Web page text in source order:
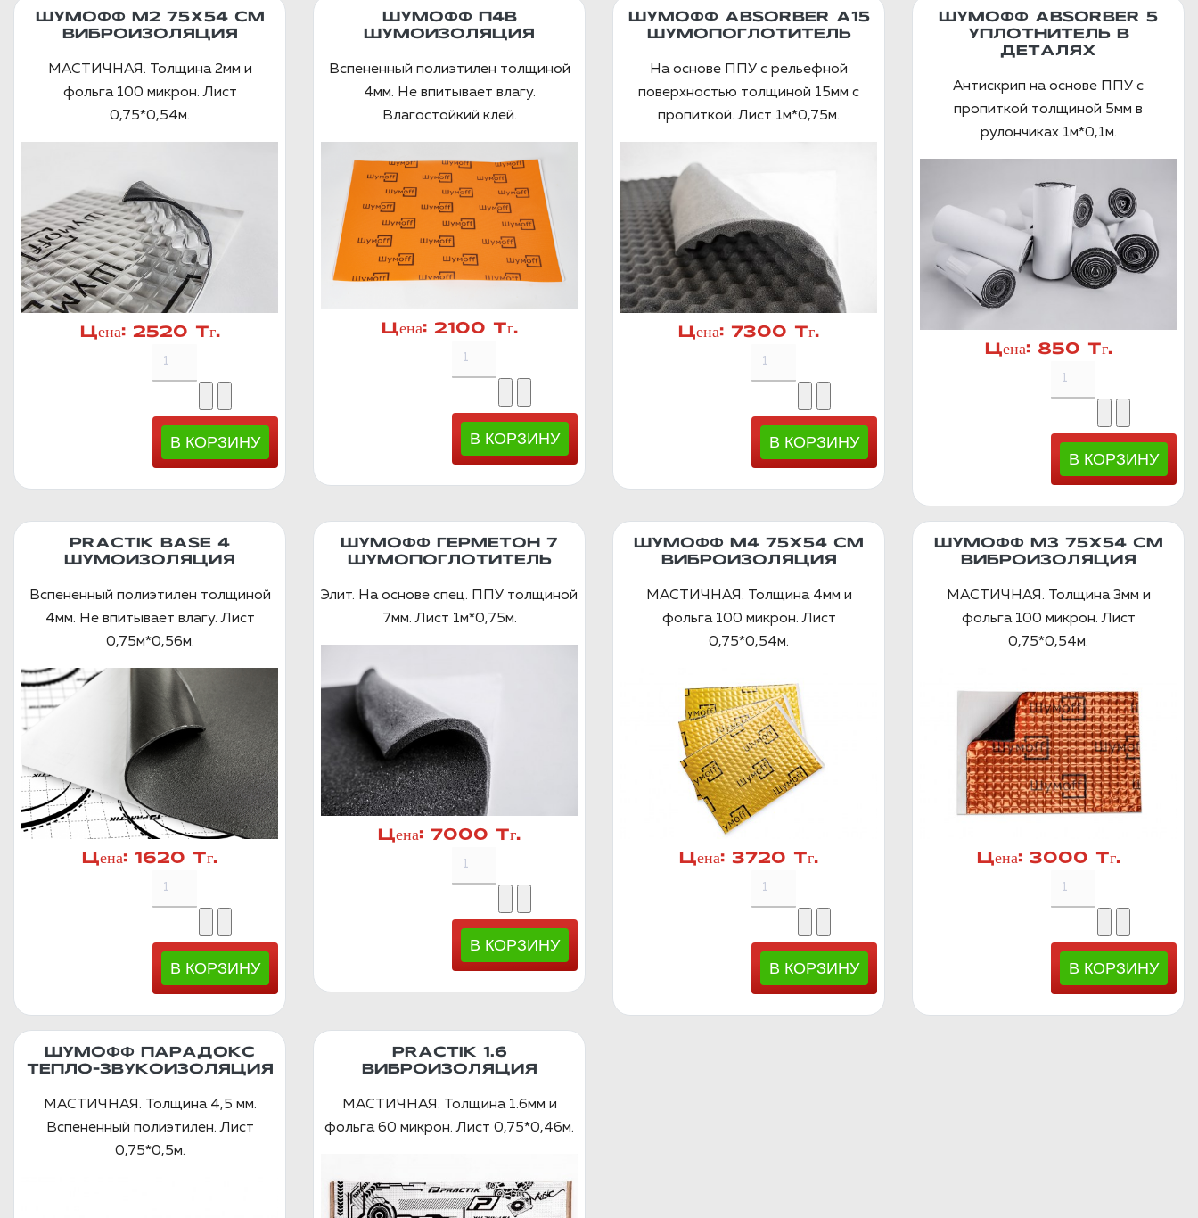
ШУМОФФ М2 75X54 СМ
ВИБРОИЗОЛЯЦИЯ
МАСТИЧНАЯ. Толщина 2мм и
фольга 100 микрон. Лист
0,75*0,54м.
Цена: 2520 Тг.
ШУМОФФ П4В
ШУМОИЗОЛЯЦИЯ
Вспененный полиэтилен толщиной
4мм. Не впитывает влагу.
Влагостойкий клей.
Цена: 2100 Тг.
ШУМОФФ ABSORBER А15
ШУМОПОГЛОТИТЕЛЬ
На основе ППУ с рельефной
поверхностью толщиной 15мм с
пропиткой. Лист 1м*0,75м.
Цена: 7300 Тг.
ШУМОФФ ABSORBER 5
УПЛОТНИТЕЛЬ В
ДЕТАЛЯХ
Антискрип на основе ППУ с
пропиткой толщиной 5мм в
рулончиках 1м*0,1м.
Цена: 850 Тг.
PRACTIK BASE 4
ШУМОИЗОЛЯЦИЯ
Вспененный полиэтилен толщиной
4мм. Не впитывает влагу. Лист
0,75м*0,56м.
Цена: 1620 Тг.
ШУМОФФ ГЕРМЕТОН 7
ШУМОПОГЛОТИТЕЛЬ
Элит. На основе спец. ППУ толщиной
7мм. Лист 1м*0,75м.
Цена: 7000 Тг.
ШУМОФФ М4 75Х54 СМ
ВИБРОИЗОЛЯЦИЯ
МАСТИЧНАЯ. Толщина 4мм и
фольга 100 микрон. Лист
0,75*0,54м.
Цена: 3720 Тг.
ШУМОФФ М3 75Х54 СМ
ВИБРОИЗОЛЯЦИЯ
МАСТИЧНАЯ. Толщина 3мм и
фольга 100 микрон. Лист
0,75*0,54м.
Цена: 3000 Тг.
ШУМОФФ ПАРАДОКС
ТЕПЛО-ЗВУКОИЗОЛЯЦИЯ
МАСТИЧНАЯ. Толщина 4,5 мм.
Вспененный полиэтилен. Лист
0,75*0,5м.
PRACTIK 1.6
ВИБРОИЗОЛЯЦИЯ
МАСТИЧНАЯ. Толщина 1.6мм и
фольга 60 микрон. Лист 0,75*0,46м.